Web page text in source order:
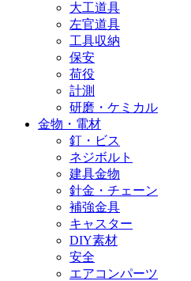
大工道具
左官道具
工具収納
保安
荷役
計測
研磨・ケミカル
金物・電材
釘・ビス
ネジボルト
建具金物
針金・チェーン
補強金具
キャスター
DIY素材
安全
エアコンパーツ